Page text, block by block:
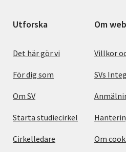
Utforska
Det här gör vi
För dig som
Om SV
Starta studiecirkel
Cirkelledare
Om
Villkor
SVs
Om